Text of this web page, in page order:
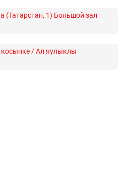
(Татарстан, 1) Большой зал
косынке / Ал яулыклы